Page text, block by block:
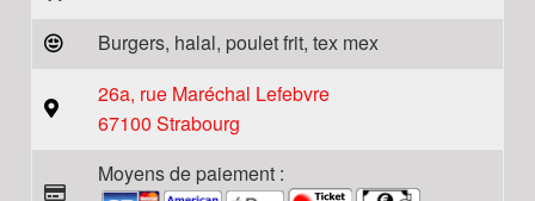
Burgers, halal, poulet frit, tex mex
26a, rue Maréchal Lefebvre
67100 Strabourg
Moyens de paiement :